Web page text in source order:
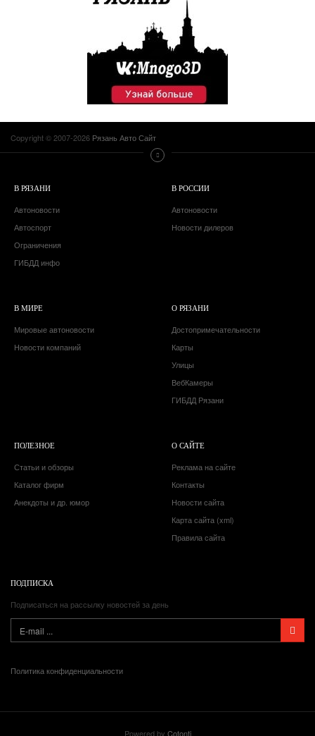
Copyright © 2007-2026 Рязань Авто Сайт
В РЯЗАНИ
Автоновости
Автоспорт
Ограничения
ГИБДД инфо
В РОССИИ
Автоновости
Новости дилеров
В МИРЕ
Мировые автоновости
Новости компаний
О РЯЗАНИ
Достопримечательности
Карты
Улицы
ВебКамеры
ГИБДД Рязани
ПОЛЕЗНОЕ
Статьи и обзоры
Каталог фирм
Анекдоты и др. юмор
О САЙТЕ
Реклама на сайте
Контакты
Новости сайта
Карта сайта (xml)
Правила сайта
ПОДПИСКА
Подписаться на рассылку новостей за день
Политика конфиденциальности
Powered by Cotonti